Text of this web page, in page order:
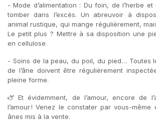
- Mode d’alimentation : Du foin, de l’herbe
tomber dans l’excès. Un abreuvoir à
animal rustique, qui mange régulièrement,
Le petit plus ? Mettre à sa disposition une
en cellulose.
- Soins de la peau, du poil, du pied… Toutes
de l’âne doivent être régulièrement
pleine forme.
🫏 Et évidemment, de l’amour, encore de
l’amour ! Venez le constater par vous-
ânes mis à la vente.